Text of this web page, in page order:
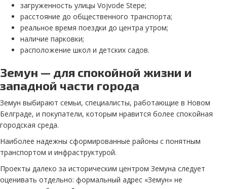
загруженность улицы Vojvode Stepe;
расстояние до общественного транспорта;
реальное время поездки до центра утром;
наличие парковки;
расположение школ и детских садов.
Земун — для спокойной жизни и
западной части города
Земун выбирают семьи, специалисты, работающие в Новом
Белграде, и покупатели, которым нравится более спокойная
городская среда.
Наиболее надежны сформированные районы с понятным
транспортом и инфраструктурой.
Проекты далеко за историческим центром Земуна следует
оценивать отдельно: формальный адрес «Земун» не